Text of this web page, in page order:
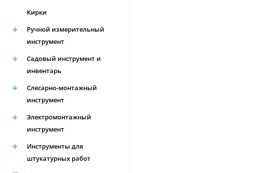
Кирки
Ручной измерительный
инструмент
Садовый инструмент и
инвентарь
Слесарно-монтажный
инструмент
Электромонтажный
инструмент
Инструменты для
штукатурных работ